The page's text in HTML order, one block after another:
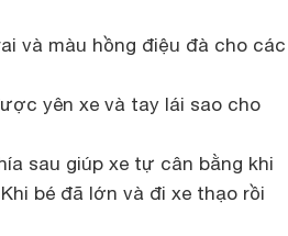
và màu hồng điệu đà cho các
yên xe và tay lái sao cho
sau giúp xe tự cân bằng khi
bé đã lớn và đi xe thạo rồi